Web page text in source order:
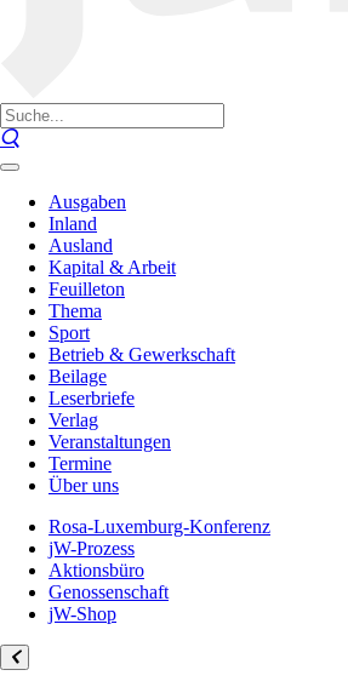
Ausgaben
Inland
Ausland
Kapital & Arbeit
Feuilleton
Thema
Sport
Betrieb & Gewerkschaft
Beilage
Leserbriefe
Verlag
Veranstaltungen
Termine
Über uns
Rosa-Luxemburg-Konferenz
jW-Prozess
Aktionsbüro
Genossenschaft
jW-Shop